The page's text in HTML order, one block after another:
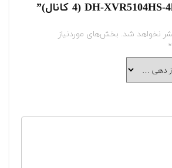
نخواهد شد. بخش‌های موردنیاز
*